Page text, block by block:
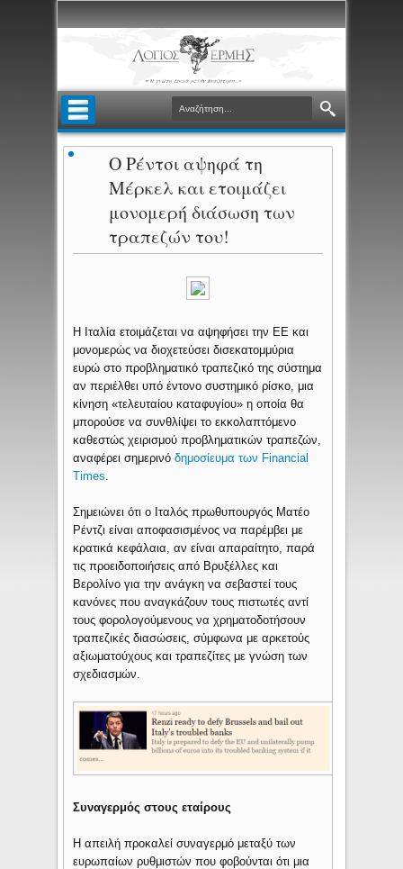
Ο Ρέντσι αψηφά τη
Μέρκελ και ετοιμάζει
μονομερή διάσωση των
τραπεζών του!
Η Ιταλία ετοιμάζεται να αψηφήσει την ΕΕ και
μονομερώς να διοχετεύσει δισεκατομμύρια
ευρώ στο προβληματικό τραπεζικό της σύστημα
αν περιέλθει υπό έντονο συστημικό ρίσκο, μια
κίνηση «τελευταίου καταφυγίου» η οποία θα
μπορούσε να συνθλίψει το εκκολαπτόμενο
καθεστώς χειρισμού προβληματικών τραπεζών,
αναφέρει σημερινόδημοσίευμα των Financial
Times.
Σημειώνει ότι ο Ιταλός πρωθυπουργός Ματέο
Ρέντζι είναι αποφασισμένος να παρέμβει με
κρατικά κεφάλαια, αν είναι απαραίτητο, παρά
τις προειδοποιήσεις από Βρυξέλλες και
Βερολίνο για την ανάγκη να σεβαστεί τους
κανόνες που αναγκάζουν τους πιστωτές αντί
τους φορολογούμενους να χρηματοδοτήσουν
τραπεζικές διασώσεις, σύμφωνα με αρκετούς
αξιωματούχους και τραπεζίτες με γνώση των
σχεδιασμών.
Συναγερμός στους εταίρους
Η απειλή προκαλεί συναγερμό μεταξύ των
ευρωπαίων ρυθμιστών που φοβούνται ότι μια